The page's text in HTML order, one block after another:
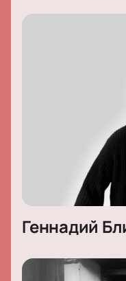
Геннадий